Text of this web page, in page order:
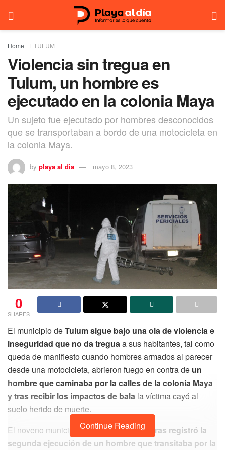
Home TULUM
Violencia sin tregua en
Tulum, un hombre es
ejecutado en la colonia Maya
Un sujeto fue ejecutado por hombres desconocidos
que se transportaban a bordo de una motocicleta en
la colonia Maya.
by playa al dia mayo 8, 2023
0
SHARES
El municipio deTulum sigue bajo una ola de violencia e
inseguridad que no da treguaa sus habitantes, tal como
queda de manifiesto cuando hombres armados al parecer
desde una motocicleta, abrieron fuego en contra de un
hombre que caminaba por la calles de la colonia Maya
y tras recibir los impactos de bala la víctima cayó al
suelo herido de muerte.
El noveno municipioen menos de 24 horas registró la
segunda ejecución de un hombre que transitaba por la
Continue Reading